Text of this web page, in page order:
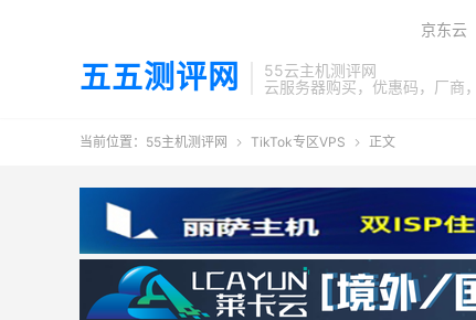
五五测评网
55云主机测评网
云服务器购买，优惠码，厂商
京东云
当前位置： 55主机测评网  TikTok专区VPS  正文